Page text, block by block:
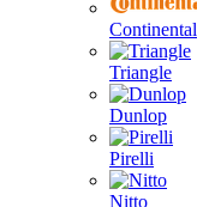
Continental
Triangle
Dunlop
Pirelli
Nitto